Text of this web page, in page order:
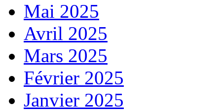
Mai 2025
Avril 2025
Mars 2025
Février 2025
Janvier 2025